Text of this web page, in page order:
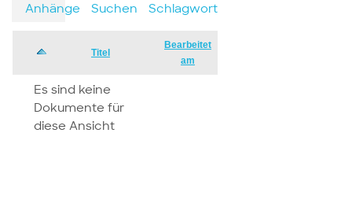
Anhänge
Suchen Schlagwort
Has
Titel
Bearbeitet
am
Es sind keine
Dokumente für
diese Ansicht